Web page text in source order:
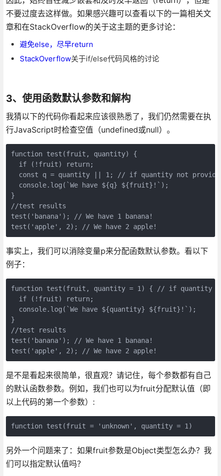
不要过度去这样做。如果感兴趣可以查看以下的一篇相关文
章和在StackOverflow的关于这主题的更多讨论：
避免else，尽早return
StackOverflow关于if/else代码风格的讨论
3、使用函数默认参数和解构
我猜以下的代码你看起来应该很熟悉了，我们仍然需要在执
行JavaScript时检查空值（undefined或null）。
function test(fruit, quantity) {
  if (!fruit) return;
const q = quantity || 1; // if quantity not
  console.log(`We have ${q} ${fruit}!`);
}
//test results
test('banana'); // We have 1 banana!
test('apple', 2); // We have 2 apple!
事实上，我们可以消除变量p来分配函数默认参数。看以下
例子：
function test(fruit, quantity = 1) { // if quantity
  if (!fruit) return;
  console.log(`We have ${quantity} ${fruit}!`);
}
//test results
test('banana'); // We have 1 banana!
test('apple', 2); // We have 2 apple!
是不是看起来很简单，很直观？请记住，每个参数都有自己
的默认函数参数。例如，我们也可以为fruit分配默认值（即
以上代码的第一个参数）:
function test(fruit = 'unknown', quantity = 1)
另外一个问题来了：如果fruit参数是Object类型怎么办？我
们可以指定默认值吗？